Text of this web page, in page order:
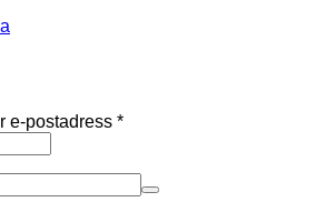
e-postadress *Obligatoriskt